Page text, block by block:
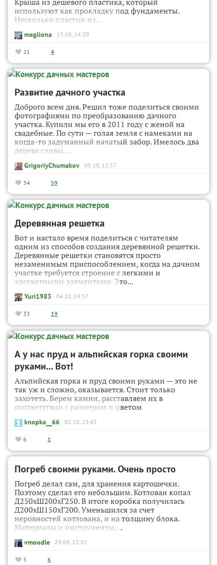
используют как прокладку под фундаменты.
Несколько пластин из...
magliona 13.10, 14:20
21 4
Развитие дачного участка
Доброго всем дня. Решил тоже поделиться своими
фотографиями по преобразованию дачного
участка. Купили мы его в 2011 году с женой на
свадебные. По сути — голая земля с намеками на
когда-то задуманный начатый забор. Имелось два
дерева сливы,...
GrigoriyChumakov 05.10, 12:57
34 59
Деревянная решетка
Вот и настало время поделиться с читателям
одним из способов создания деревянной решетки.
Деревянные решетки становятся просто
незаменимым приспособлением, когда на дачном
участке требуется строение с легкими и
элегантными элементами. Это...
Yuri1983 04.10, 19:37
33 19
А у нас пруд и альпийская горка своими
руками... Вот!
Альпийская горка и пруд своими руками — это не
так уж и сложно, оказывается. Стоит только
захотеть. Берем камни, расставляем их в
соответствии с размером и цветом
knopka__66 02.10, 23:43
6 1
Погреб своими руками. Очень просто
Погреб делал сам, для хранения картошечки.
Поэтому сделал его небольшим. Котлован копал
Д250хШ200хГ250. В итоге коробка получилась
Д200хШ150хГ200. Уменьшился за счет
неровностей котлована, и на толщину блока.
Материалы и инструменты,...
vmoodle 29.09, 12:55
5 6